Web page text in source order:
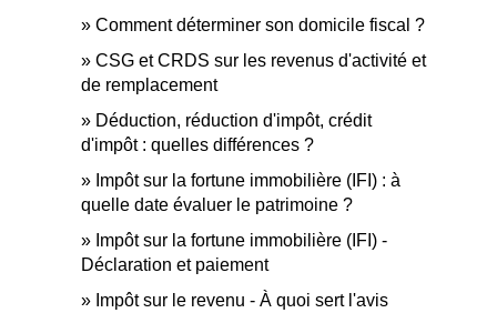
Comment déterminer son domicile fiscal ?
CSG et CRDS sur les revenus d'activité et
de remplacement
Déduction, réduction d'impôt, crédit
d'impôt : quelles différences ?
Impôt sur la fortune immobilière (IFI) : à
quelle date évaluer le patrimoine ?
Impôt sur la fortune immobilière (IFI) -
Déclaration et paiement
Impôt sur le revenu - À quoi sert l'avis